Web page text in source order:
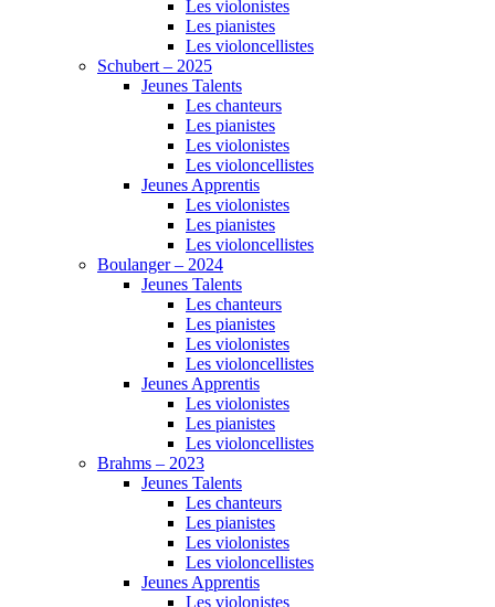
Les violonistes
Les pianistes
Les violoncellistes
Schubert – 2025
Jeunes Talents
Les chanteurs
Les pianistes
Les violonistes
Les violoncellistes
Jeunes Apprentis
Les violonistes
Les pianistes
Les violoncellistes
Boulanger – 2024
Jeunes Talents
Les chanteurs
Les pianistes
Les violonistes
Les violoncellistes
Jeunes Apprentis
Les violonistes
Les pianistes
Les violoncellistes
Brahms – 2023
Jeunes Talents
Les chanteurs
Les pianistes
Les violonistes
Les violoncellistes
Jeunes Apprentis
Les violonistes